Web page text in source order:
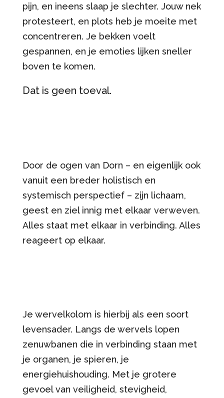
pijn, en ineens slaap je slechter. Jouw nek
protesteert, en plots heb je moeite met
concentreren. Je bekken voelt
gespannen, en je emoties lijken sneller
boven te komen.
Dat is geen toeval.
Door de ogen van Dorn – en eigenlijk ook
vanuit een breder holistisch en
systemisch perspectief – zijn lichaam,
geest en ziel innig met elkaar verweven.
Alles staat met elkaar in verbinding. Alles
reageert op elkaar.
Je wervelkolom is hierbij als een soort
levensader. Langs de wervels lopen
zenuwbanen die in verbinding staan met
je organen, je spieren, je
energiehuishouding. Met je grotere
gevoel van veiligheid, stevigheid,